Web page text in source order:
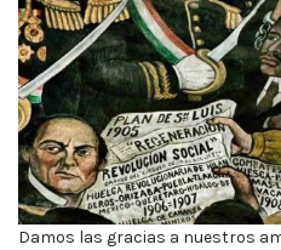
Damos las gracias a nuestros